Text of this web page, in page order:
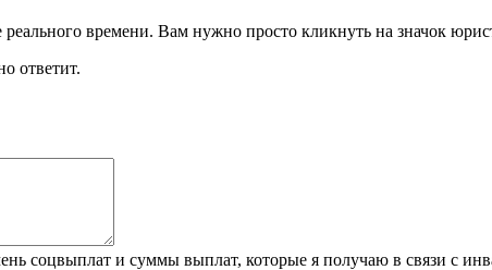
времени. Вам нужно просто кликнуть на значок
ответит.
соцвыплат и суммы выплат, которые я получаю в связи с